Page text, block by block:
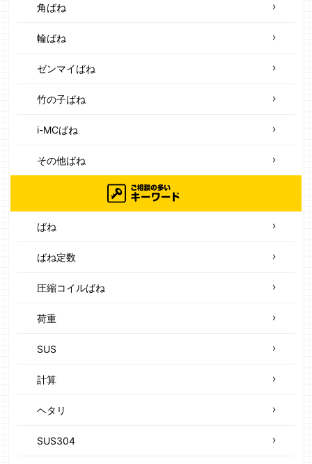
角ばね
輪ばね
ゼンマイばね
竹の子ばね
i-MCばね
その他ばね
ばね
ばね定数
圧縮コイルばね
荷重
SUS
計算
ヘタリ
SUS304